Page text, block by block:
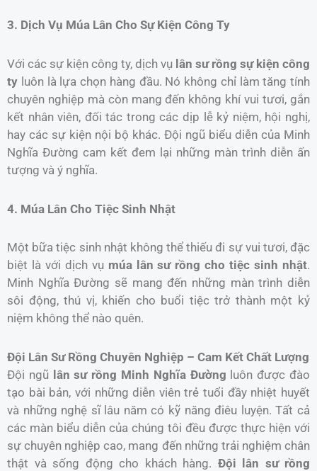
3. Dịch Vụ Múa Lân Cho Sự Kiện Công Ty
Với các sự kiện công ty, dịch vụ lân sư rồng sự kiện công
ty luôn là lựa chọn hàng đầu. Nó không chỉ làm tăng tính
chuyên nghiệp mà còn mang đến không khí vui tươi, gắn
kết nhân viên, đối tác trong các dịp lễ kỷ niệm, hội nghị,
hay các sự kiện nội bộ khác. Đội ngũ biểu diễn của Minh
Nghĩa Đường cam kết đem lại những màn trình diễn ấn
tượng và ý nghĩa.
4. Múa Lân Cho Tiệc Sinh Nhật
Một bữa tiệc sinh nhật không thể thiếu đi sự vui tươi, đặc
biệt là với dịch vụ múa lân sư rồng cho tiệc sinh nhật.
Minh Nghĩa Đường sẽ mang đến những màn trình diễn
sôi động, thú vị, khiến cho buổi tiệc trở thành một kỷ
niệm không thể nào quên.
Đội Lân Sư Rồng Chuyên Nghiệp – Cam Kết Chất Lượng
Đội ngũ lân sư rồng Minh Nghĩa Đường luôn được đào
tạo bài bản, với những diễn viên trẻ tuổi đầy nhiệt huyết
và những nghệ sĩ lâu năm có kỹ năng điêu luyện. Tất cả
các màn biểu diễn của chúng tôi đều được thực hiện với
sự chuyên nghiệp cao, mang đến những trải nghiệm chân
thật và sống động cho khách hàng. Đội lân sư rồng